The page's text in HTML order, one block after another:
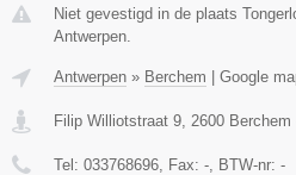
Niet gevestigd in de plaats
Antwerpen.
Antwerpen » Berchem Google
Filip Williotstraat 9, 2600 Berchem
Tel: 033768696, Fax: -, BTW-nr: -